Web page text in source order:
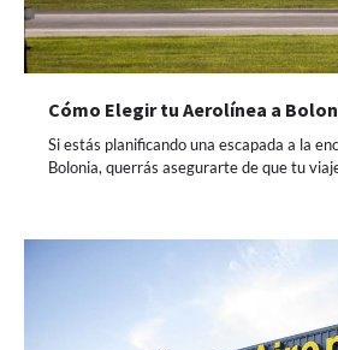
Cómo Elegir tu Aerolínea a
Si estás planificando una escapada a la
Bolonia, querrás asegurarte de que tu